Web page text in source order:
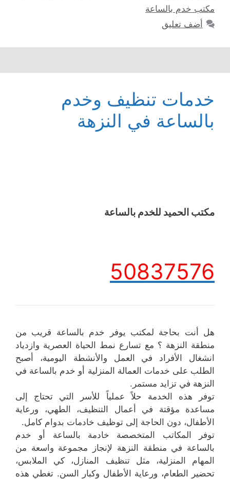
مكتب خدم بالساعة
أضف تعليق
خدمات تنظيف وخدم
بالساعة في النزهة
مكتب الحميد للخدم بالساعة
50837576
هل أنت بحاجة لمكتب يوفر خدم بالساعة قريب من
منطقة النزهة ؟ مع تسارع نمط الحياة العصرية وازدياد
انشغال الأفراد في العمل والأنشطة اليومية، أصبح
الطلب على خدمات العمالة المنزلية أو خدم بالساعة في
النزهة في تزايد مستمر.
توفر هذه الخدمة حلاً عملياً للأسر التي تحتاج إلى
مساعدة مؤقتة في أعمال التنظيف، الطهي، ورعاية
الأطفال، دون الحاجة إلى توظيف خادمات بدوام كامل.
توفر المكاتب المتخصصة خادمة بالساعة أو خدم
بالساعة في منطقة النزهة لإنجاز مجموعة واسعة من
المهام المنزلية، مثل تنظيف المنازل، كي الملابس،
تحضير الطعام، ورعاية الأطفال وكبار السن. تغطي هذه